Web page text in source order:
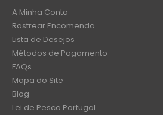
A Minha Conta
Rastrear Encomenda
Lista de Desejos
Métodos de Pagamento
FAQs
Mapa do Site
Blog
Lei de Pesca Portugal